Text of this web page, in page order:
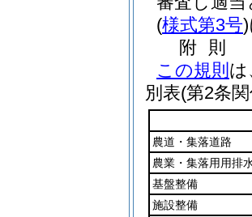
(様式第3号)
附 則
この規則 は
別表(第2条
農道・集落道路
農業・集落用用排
基盤整備
施設整備